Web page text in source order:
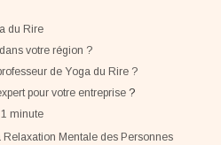
du Rire
votre région ?
de Yoga du Rire ?
pour votre entreprise?
minute
Mentale des Personnes